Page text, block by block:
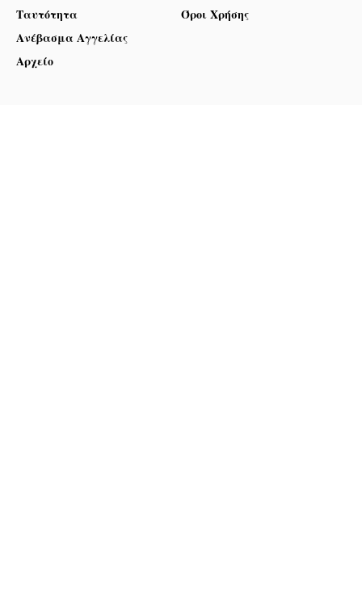
Ταυτότητα
Ανέβασμα Αγγελίας
Αρχείο
Όροι Χρήσης